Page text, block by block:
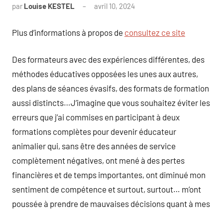
par Louise KESTEL avril 10, 2024
Plus d’informations à propos de consultez ce site
Des formateurs avec des expériences différentes, des
méthodes éducatives opposées les unes aux autres,
des plans de séances évasifs, des formats de formation
aussi distincts…J’imagine que vous souhaitez éviter les
erreurs que j’ai commises en participant à deux
formations complètes pour devenir éducateur
animalier qui, sans être des années de service
complètement négatives, ont mené à des pertes
financières et de temps importantes, ont diminué mon
sentiment de compétence et surtout, surtout… m’ont
poussée à prendre de mauvaises décisions quant à mes